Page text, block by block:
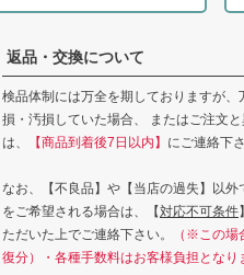
返品・交換について
検品体制には万全を期しておりますが、
損・汚損していた場合、 またはご注文
は、
【商品到着後7日以内】 にご連絡下さ
なお、【不良品】や【当店の過失】以外
をご希望される場合は、【対応不可条件
ただいた上でご連絡下さい。
（※この場
復分）・各種手数料はお客様負担となり